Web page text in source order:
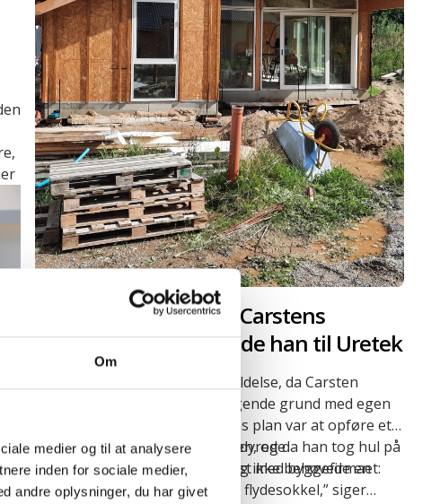
Om
medier og til at analysere
inden for sociale medier,
andre oplysninger, du har givet
Skævt hus spolerede Carstens
byggedrøm – så ringede han til Uretek
Det var en drøm, der gik i opfyldelse, da Carsten
Hansen købte en smukt beliggende grund med egen
sø i naturskønne Ebeltoft. Hans plan var at opføre et
helt nyt sommerhus på grunden, og da han tog hul på
projektet, rådførte han sig først med byggefirmaet:
”Inden byggeriet begyndte, bedyrede
håndværksmesteren mig, at jeg ikke behøvede en
boreprøve, da han ville lave en flydesokkel,” siger